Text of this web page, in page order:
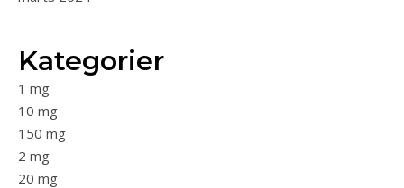
Kategorier
1 mg
10 mg
150 mg
2 mg
20 mg